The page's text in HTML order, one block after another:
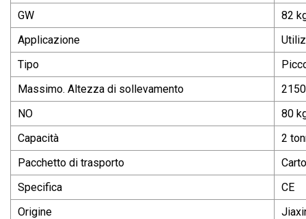
GW
82
Applicazione
Tipo
Massimo. Altezza di sollevamento
NO
80
Capacità
2
Pacchetto di trasporto
Specifica
CE
Origine